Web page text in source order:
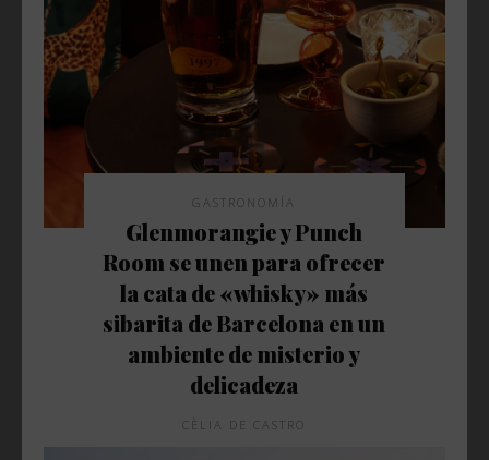
GASTRONOMÍA
Glenmorangie y Punch
Room se unen para ofrecer
la cata de «whisky» más
sibarita de Barcelona en un
ambiente de misterio y
delicadeza
CÈLIA DE CASTRO